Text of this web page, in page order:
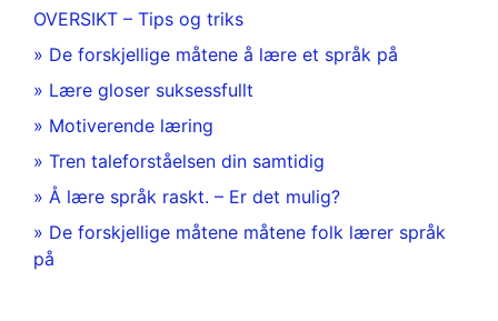
OVERSIKT – Tips og triks
» De forskjellige måtene å lære et språk på
» Lære gloser suksessfullt
» Motiverende læring
» Tren taleforståelsen din samtidig
» Å lære språk raskt. – Er det mulig?
» De forskjellige måtene måtene folk lærer språk
på